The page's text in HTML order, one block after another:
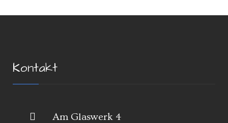
Kontakt
Am Glaswerk 4